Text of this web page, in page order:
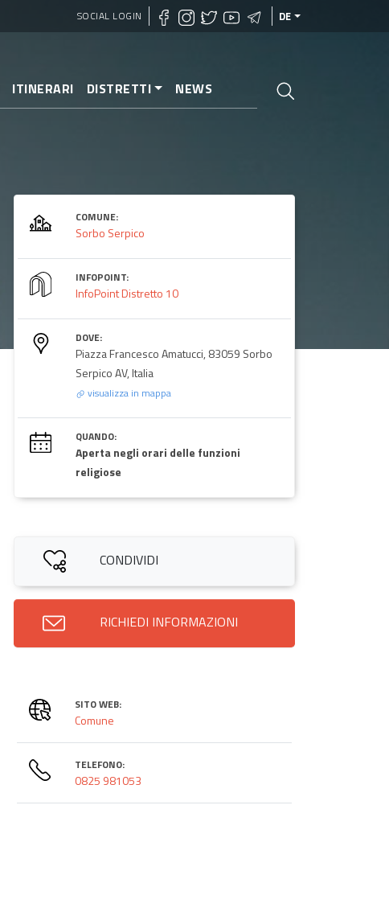
SOCIAL LOGIN DE
ITINERARI DISTRETTI NEWS
COMUNE:
Sorbo Serpico
INFOPOINT:
InfoPoint Distretto 10
DOVE:
Piazza Francesco Amatucci, 83059 Sorbo
Serpico AV, Italia
visualizza in mappa
QUANDO:
Aperta negli orari delle funzioni
religiose
CONDIVIDI
RICHIEDI INFORMAZIONI
SITO WEB:
Comune
TELEFONO:
0825 981053